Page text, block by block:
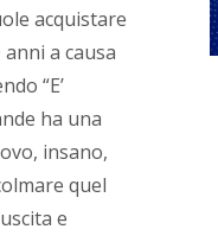
acquistare
a causa
“E’
ha una
insano,
quel
e